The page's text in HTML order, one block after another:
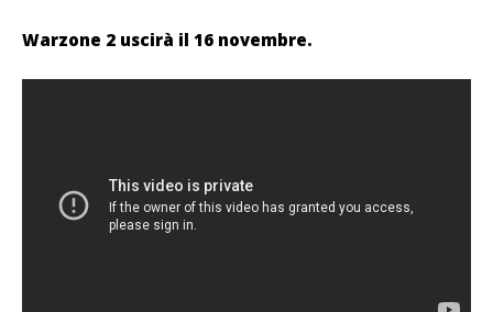
Warzone 2 uscirà il 16 novembre.